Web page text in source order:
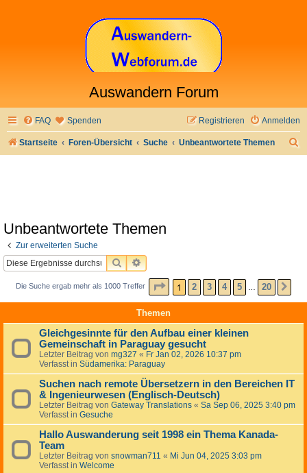
Auswandern Forum
FAQ Spenden Anmelden
Registrieren
Startseite Foren-Übersicht Suche Unbeantwortete Themen
Unbeantwortete Themen
Zur erweiterten Suche
SUCHEERWEITERTE SUCHE
Die Suche ergab mehr als 1000 Treffer SEITE1 VON20
1 2 3 4 5 20
Themen
Gleichgesinnte für den Aufbau einer kleinen
Gemeinschaft in Paraguay gesucht
Letzter Beitrag von mg327 « Fr Jan 02, 2026 10:37 pm
Verfasst in Südamerika: Paraguay
Suchen nach remote Übersetzern in den Bereichen IT
& Ingenieurwesen (Englisch-Deutsch)
Letzter Beitrag von Gateway Translations « Sa Sep 06, 2025 3:40 pm
Verfasst in Gesuche
Hallo Auswanderung seit 1998 ein Thema Kanada-
Team
Letzter Beitrag von snowman711 « Mi Jun 04, 2025 3:03 pm
Verfasst in Welcome